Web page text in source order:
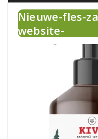
Nieuwe-fles-
website-